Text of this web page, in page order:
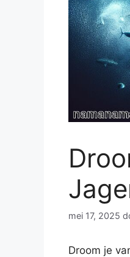
mei 17, 2025
Droom je